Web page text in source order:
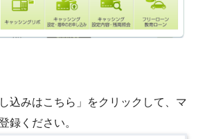
込みはこちら」をクリックして、マ
録ください。